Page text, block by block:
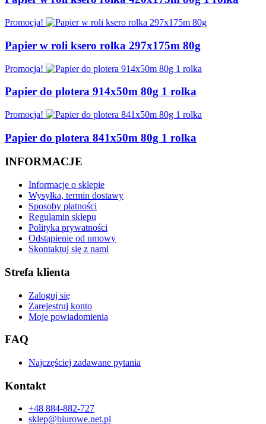
Promocja!
Papier w roli ksero rolka 297x175m 80g
Promocja!
Papier do plotera 914x50m 80g 1 rolka
Promocja!
Papier do plotera 841x50m 80g 1 rolka
INFORMACJE
Informacje o sklepie
Wysyłka, termin dostawy
Sposoby płatności
Regulamin sklepu
Polityka prywatności
Odstąpienie od umowy
Skontaktuj się z nami
Strefa klienta
Zaloguj się
Zarejestruj konto
Moje powiadomienia
FAQ
Najczęściej zadawane pytania
Kontakt
+48 884-882-727
sklep@biurowe.net.pl